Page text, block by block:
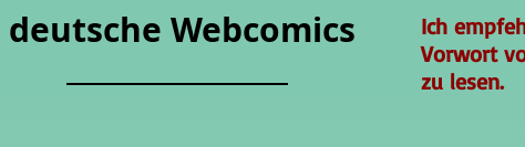
deutsche Webcomics
Ich
Vorwort
zu lesen.